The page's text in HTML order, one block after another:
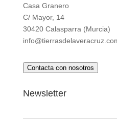
Casa Granero
C/ Mayor, 14
30420 Calasparra (Murcia)
Contacta con nosotros
Newsletter